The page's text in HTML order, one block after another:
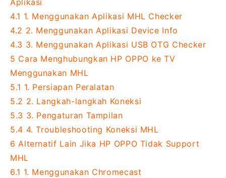
Aplikasi
4.1 1. Menggunakan Aplikasi MHL Checker
4.2 2. Menggunakan Aplikasi Device Info
4.3 3. Menggunakan Aplikasi USB OTG Checker
5 Cara Menghubungkan HP OPPO ke TV
Menggunakan MHL
5.1 1. Persiapan Peralatan
5.2 2. Langkah-langkah Koneksi
5.3 3. Pengaturan Tampilan
5.4 4. Troubleshooting Koneksi MHL
6 Alternatif Lain Jika HP OPPO Tidak Support
MHL
6.1 1. Menggunakan Chromecast